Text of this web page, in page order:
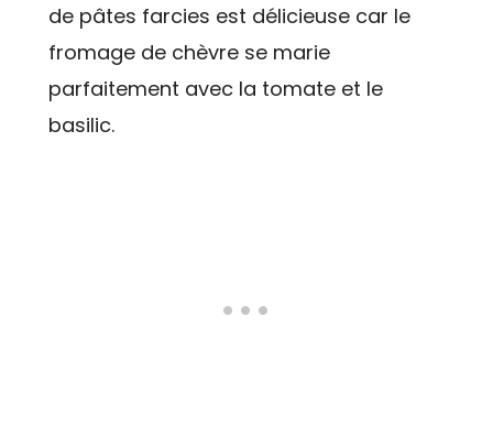
de pâtes farcies est délicieuse car le
fromage de chèvre se marie
parfaitement avec la tomate et le
basilic.